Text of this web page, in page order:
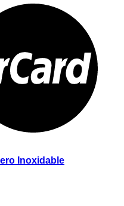
Inoxidable